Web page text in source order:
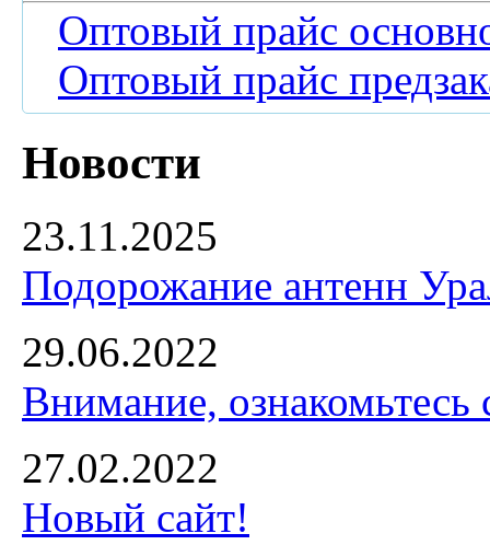
Оптовый прайс
Оптовый прайс
Новости
23.11.2025
Подорожание антенн
29.06.2022
Внимание,
27.02.2022
Новый сайт!